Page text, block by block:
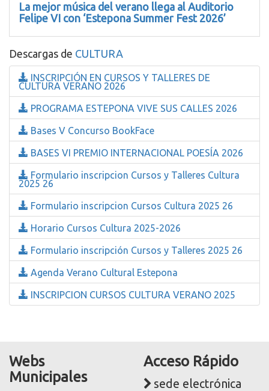
La mejor música del verano llega al Auditorio
Felipe VI con ‘Estepona Summer Fest 2026’
Descargas de CULTURA
INSCRIPCIÓN EN CURSOS Y TALLERES DE
CULTURA VERANO 2026
PROGRAMA ESTEPONA VIVE SUS CALLES 2026
Bases V Concurso BookFace
BASES VI PREMIO INTERNACIONAL POESÍA 2026
Formulario inscripcion Cursos y Talleres Cultura
2025 26
Formulario inscripcion Cursos Cultura 2025 26
Horario Cursos Cultura 2025-2026
Formulario inscripción Cursos y Talleres 2025 26
Agenda Verano Cultural Estepona
INSCRIPCION CURSOS CULTURA VERANO 2025
Webs
Municipales
Acceso Rápido
sede electrónica